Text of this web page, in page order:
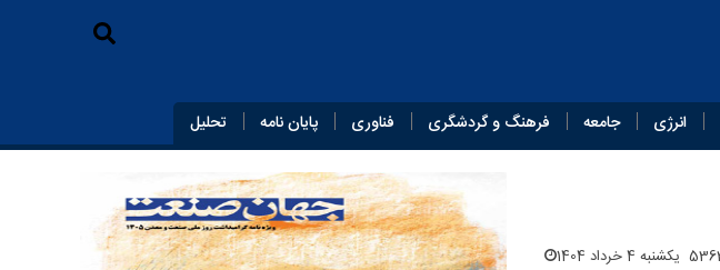
انرژی جامعه فرهنگ و گردشگری فناوری پایان‌ نامه تحلیل
یکشنبه 4 خرداد 1404